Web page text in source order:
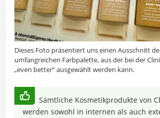
Dieses Foto präsentiert uns einen Ausschnitt
umfangreichen Farbpalette, aus der bei der
„even better“ ausgewählt werden kann.
Sämtliche Kosmetikprodukte von
werden sowohl in internen als auch